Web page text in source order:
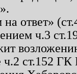
на ответ»
ч.3
ст.152